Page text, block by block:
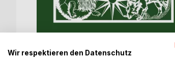
Wir respektieren den Datenschutz